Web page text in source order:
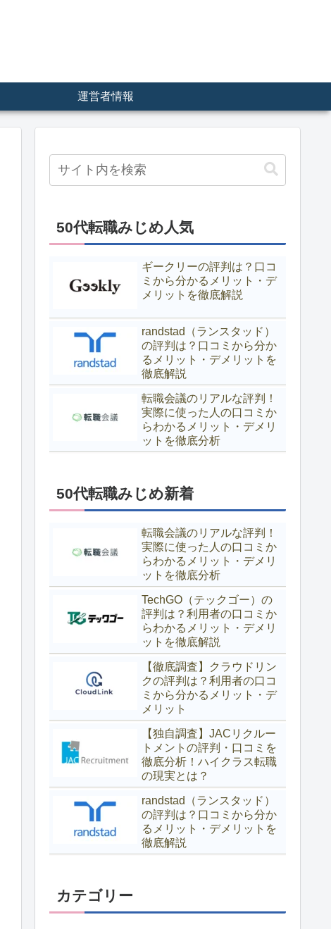
運営者情報
50代転職みじめ人気
ギークリーの評判は？口コ
ミから分かるメリット・デ
メリットを徹底解説
randstad（ランスタッド）
の評判は？口コミから分か
るメリット・デメリットを
徹底解説
転職会議のリアルな評判！
実際に使った人の口コミか
らわかるメリット・デメリ
ットを徹底分析
50代転職みじめ新着
転職会議のリアルな評判！
実際に使った人の口コミか
らわかるメリット・デメリ
ットを徹底分析
TechGO（テックゴー）の
評判は？利用者の口コミか
らわかるメリット・デメリ
ットを徹底解説
【徹底調査】クラウドリン
クの評判は？利用者の口コ
ミから分かるメリット・デ
メリット
【独自調査】JACリクルー
トメントの評判・口コミを
徹底分析！ハイクラス転職
の現実とは？
randstad（ランスタッド）
の評判は？口コミから分か
るメリット・デメリットを
徹底解説
カテゴリー